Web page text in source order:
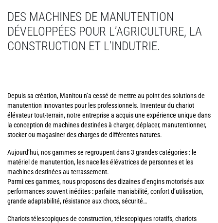
DES MACHINES DE MANUTENTION
DÉVELOPPÉES POUR L’AGRICULTURE, LA
CONSTRUCTION ET L'INDUTRIE.
Depuis sa création, Manitou n’a cessé de mettre au point des solutions de
manutention innovantes pour les professionnels. Inventeur du chariot
élévateur tout-terrain, notre entreprise a acquis une expérience unique dans
la conception de machines destinées à charger, déplacer, manutentionner,
stocker ou magasiner des charges de différentes natures.
Aujourd’hui, nos gammes se regroupent dans 3 grandes catégories : le
matériel de manutention, les nacelles élévatrices de personnes et les
machines destinées au terrassement.
Parmi ces gammes, nous proposons des dizaines d’engins motorisés aux
performances souvent inédites : parfaite maniabilité, confort d’utilisation,
grande adaptabilité, résistance aux chocs, sécurité…
Chariots télescopiques de construction, télescopiques rotatifs, chariots